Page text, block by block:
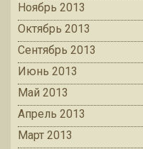
Ноябрь 2013
Октябрь 2013
Сентябрь 2013
Июнь 2013
Май 2013
Апрель 2013
Март 2013